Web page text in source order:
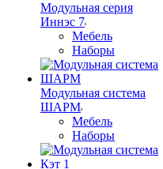
Модульная серия
Иннэс 7
Мебель
Наборы
Модульная система
ШАРМ
Мебель
Наборы